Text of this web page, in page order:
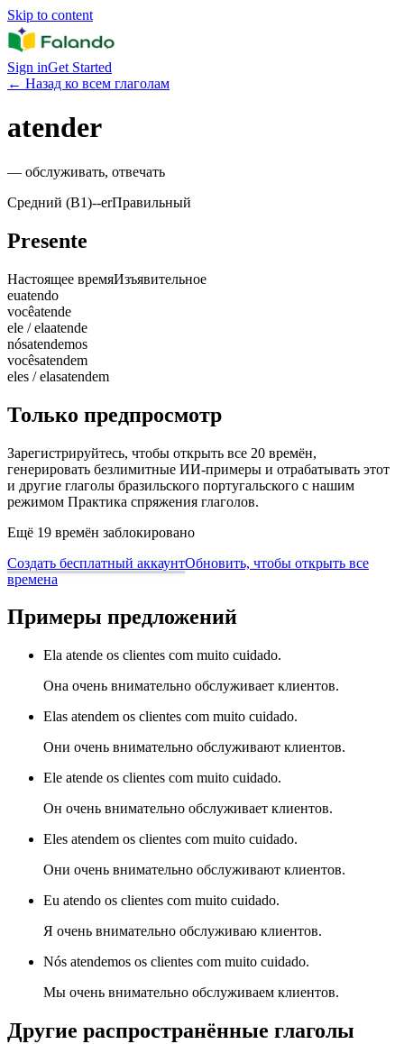
Skip to content
Sign inGet Started
← Назад ко всем глаголам
atender
— обслуживать, отвечать
Средний (B1)--erПравильный
Presente
Настоящее времяИзъявительное
euatendo
vocêatende
ele / elaatende
nósatendemos
vocêsatendem
eles / elasatendem
Только предпросмотр
Зарегистрируйтесь, чтобы открыть все 20 времён,
генерировать безлимитные ИИ-примеры и отрабатывать этот
и другие глаголы бразильского португальского с нашим
режимом Практика спряжения глаголов.
Ещё 19 времён заблокировано
Создать бесплатный аккаунтОбновить, чтобы открыть все
времена
Примеры предложений
Ela atende os clientes com muito cuidado.
Она очень внимательно обслуживает клиентов.
Elas atendem os clientes com muito cuidado.
Они очень внимательно обслуживают клиентов.
Ele atende os clientes com muito cuidado.
Он очень внимательно обслуживает клиентов.
Eles atendem os clientes com muito cuidado.
Они очень внимательно обслуживают клиентов.
Eu atendo os clientes com muito cuidado.
Я очень внимательно обслуживаю клиентов.
Nós atendemos os clientes com muito cuidado.
Мы очень внимательно обслуживаем клиентов.
Другие распространённые глаголы